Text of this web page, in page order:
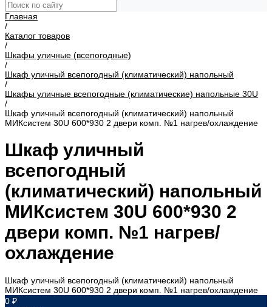
Главная
/
Каталог товаров
/
Шкафы уличные (всепогодные)
/
Шкаф уличный всепогодный (климатический) напольный
/
Шкафы уличные всепогодные (климатические) напольные 30U
/
Шкаф уличный всепогодный (климатический) напольный
МИКсистем 30U 600*930 2 двери комп. №1 нагрев/охлаждение
Шкаф уличный
всепогодный
(климатический) напольный
МИКсистем 30U 600*930 2
двери комп. №1 нагрев/
охлаждение
Шкаф уличный всепогодный (климатический) напольный
МИКсистем 30U 600*930 2 двери комп. №1 нагрев/охлаждение
0 ₽